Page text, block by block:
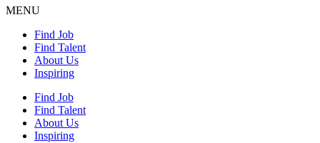
MENU
Find Job
Find Talent
About Us
Inspiring
Find Job
Find Talent
About Us
Inspiring